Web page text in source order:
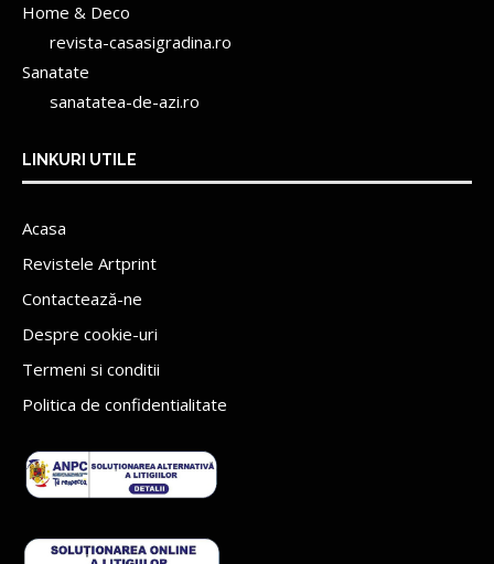
Home & Deco
revista-casasigradina.ro
Sanatate
sanatatea-de-azi.ro
LINKURI UTILE
Acasa
Revistele Artprint
Contactează-ne
Despre cookie-uri
Termeni si conditii
Politica de confidentialitate